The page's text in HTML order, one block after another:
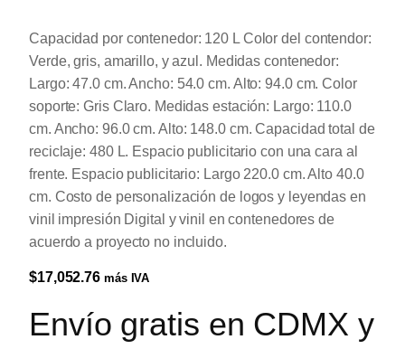
Capacidad por contenedor: 120 L Color del contendor:
Verde, gris, amarillo, y azul. Medidas contenedor:
Largo: 47.0 cm. Ancho: 54.0 cm. Alto: 94.0 cm. Color
soporte: Gris Claro. Medidas estación: Largo: 110.0
cm. Ancho: 96.0 cm. Alto: 148.0 cm. Capacidad total de
reciclaje: 480 L. Espacio publicitario con una cara al
frente. Espacio publicitario: Largo 220.0 cm. Alto 40.0
cm. Costo de personalización de logos y leyendas en
vinil impresión Digital y vinil en contenedores de
acuerdo a proyecto no incluido.
$17,052.76 más IVA
Envío gratis en CDMX y